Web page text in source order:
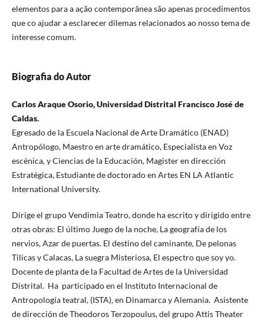
elementos para a ação contemporânea são apenas procedimentos
que co ajudar a esclarecer dilemas relacionados ao nosso tema de
interesse comum.
Biografia do Autor
Carlos Araque Osorio, Universidad Distrital Francisco José de
Caldas.
Egresado de la Escuela Nacional de Arte Dramático (ENAD)
Antropólogo, Maestro en arte dramático, Especialista en Voz
escénica, y Ciencias de la Educación, Magister en dirección
Estratégica, Estudiante de doctorado en Artes EN LA Atlantic
International University.
Dirige el grupo Vendimia Teatro, donde ha escrito y dirigido entre
otras obras: El último Juego de la noche, La geografía de los
nervios, Azar de puertas. El destino del caminante, De pelonas
Tilicas y Calacas, La suegra Misteriosa, El espectro que soy yo.
Docente de planta de la Facultad de Artes de la Universidad
Distrital. Ha participado en el Instituto Internacional de
Antropología teatral, (ISTA), en Dinamarca y Alemania. Asistente
de dirección de Theodoros Terzopoulus, del grupo Attis Theater